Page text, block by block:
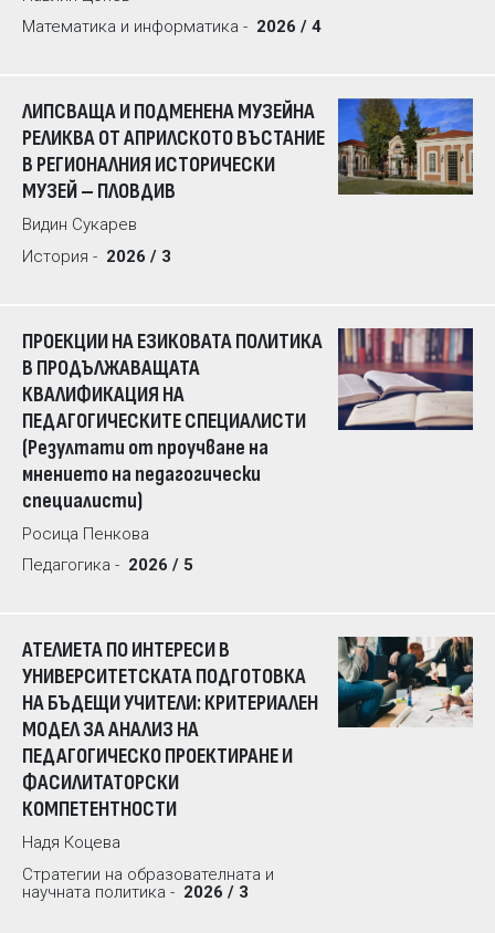
Математика и информатика - 2026 / 4
ЛИПСВАЩА И ПОДМЕНЕНА МУЗЕЙНА
РЕЛИКВА ОТ АПРИЛСКОТО ВЪСТАНИЕ
В РЕГИОНАЛНИЯ ИСТОРИЧЕСКИ
МУЗЕЙ – ПЛОВДИВ
Видин Сукарев
История - 2026 / 3
ПРОЕКЦИИ НА ЕЗИКОВАТА ПОЛИТИКА
В ПРОДЪЛЖАВАЩАТА
КВАЛИФИКАЦИЯ НА
ПЕДАГОГИЧЕСКИТЕ СПЕЦИАЛИСТИ
(Резултати от проучване на
мнението на педагогически
специалисти)
Росица Пенкова
Педагогика - 2026 / 5
АТЕЛИЕТА ПО ИНТЕРЕСИ В
УНИВЕРСИТЕТСКАТА ПОДГОТОВКА
НА БЪДЕЩИ УЧИТЕЛИ: КРИТЕРИАЛЕН
МОДЕЛ ЗА АНАЛИЗ НА
ПЕДАГОГИЧЕСКО ПРОЕКТИРАНЕ И
ФАСИЛИТАТОРСКИ
КОМПЕТЕНТНОСТИ
Надя Коцева
Стратегии на образователната и
научната политика - 2026 / 3